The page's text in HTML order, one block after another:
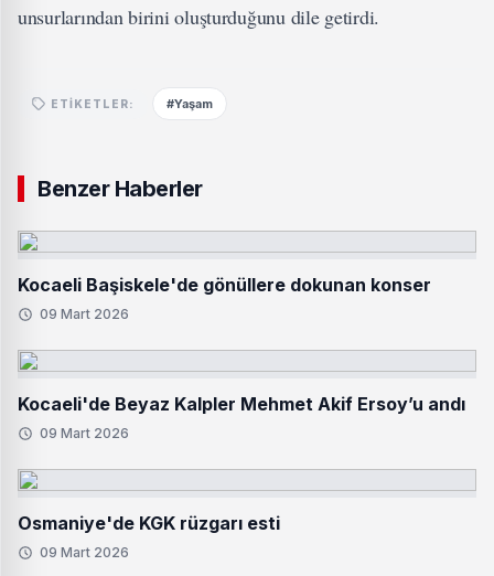
unsurlarından birini oluşturduğunu dile getirdi.
ETIKETLER: #Yaşam
Benzer Haberler
Kocaeli Başiskele'de gönüllere dokunan konser
09 Mart 2026
Kocaeli'de Beyaz Kalpler Mehmet Akif Ersoy’u andı
09 Mart 2026
Osmaniye'de KGK rüzgarı esti
09 Mart 2026